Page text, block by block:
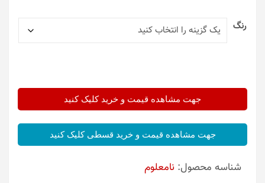
رنگ
جهت مشاهده قیمت و خرید کلیک کنید
جهت مشاهده قیمت و خرید قسطی کلیک کنید
شناسه محصول: نامعلوم